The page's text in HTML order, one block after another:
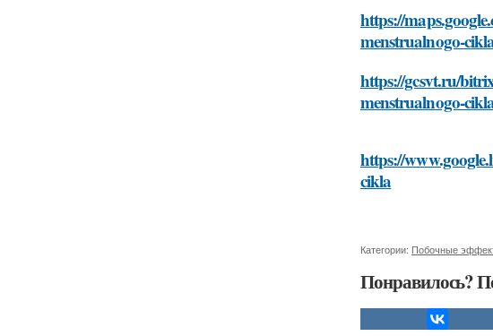
https://
menstrualnogo-
https://gcsvt.ru/
menstrualnogo-
https://
cikla
Категории: Побочные
Понравилось?